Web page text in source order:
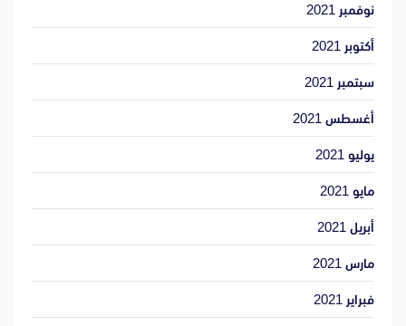
نوفمبر 2021
أكتوبر 2021
سبتمبر 2021
أغسطس 2021
يوليو 2021
مايو 2021
أبريل 2021
مارس 2021
فبراير 2021